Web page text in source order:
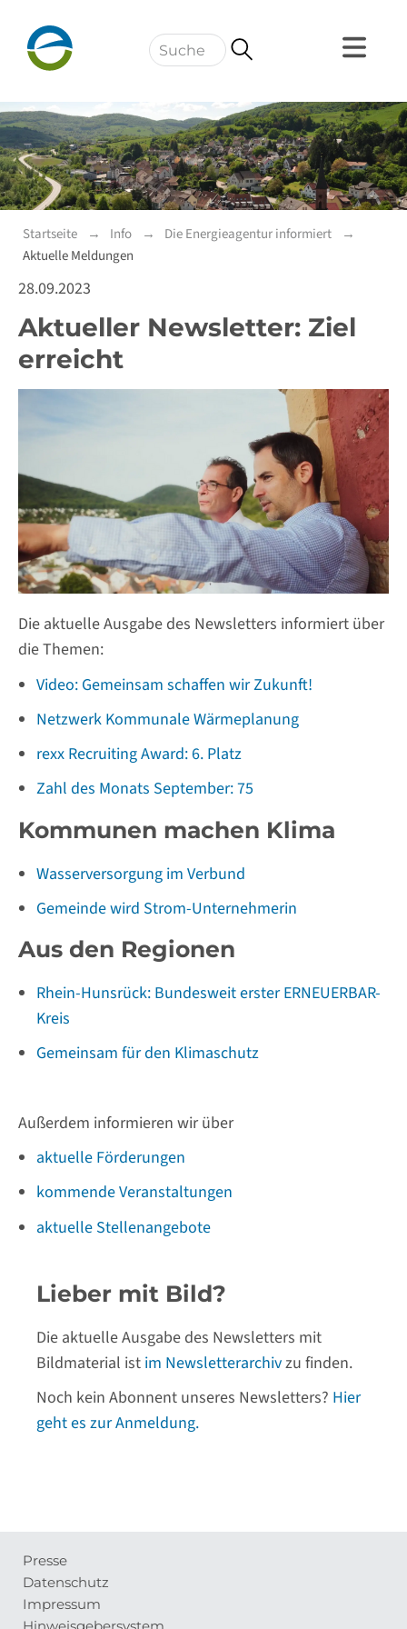
Navigation
Startseite Info
Die Energieagentur informiert
Aktuelle Meldungen
28.09.2023
Aktueller Newsletter: Ziel
erreicht
Die aktuelle Ausgabe des Newsletters informiert über
die Themen:
Video: Gemeinsam schaffen wir Zukunft!
Netzwerk Kommunale Wärmeplanung
rexx Recruiting Award: 6. Platz
Zahl des Monats September: 75
Kommunen machen Klima
Wasserversorgung im Verbund
Gemeinde wird Strom-Unternehmerin
Aus den Regionen
Rhein-Hunsrück: Bundesweit erster ERNEUERBAR-
Kreis
Gemeinsam für den Klimaschutz
Außerdem informieren wir über
aktuelle Förderungen
kommende Veranstaltungen
aktuelle Stellenangebote
Lieber mit Bild?
Die aktuelle Ausgabe des Newsletters mit
Bildmaterial ist im Newsletterarchivzu finden.
Noch kein Abonnent unseres Newsletters? Hier
geht es zur Anmeldung.
Meta-
Navigation
Presse
Datenschutz
Impressum